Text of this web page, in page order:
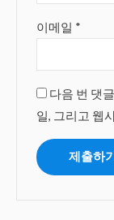
이메일 *
다음 번 댓
일, 그리고 웹